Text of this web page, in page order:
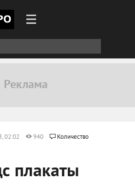
02:02 940
Количество
плакаты